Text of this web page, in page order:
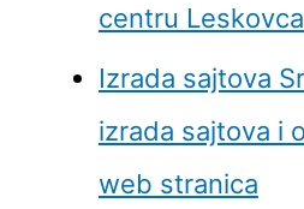
centru
Izrada sajtova
izrada sajtova i
web stranica